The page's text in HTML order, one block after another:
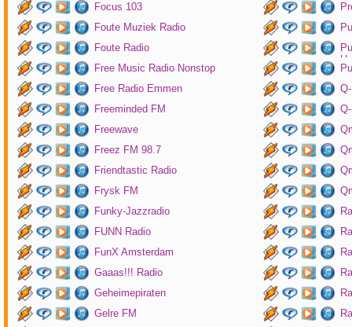
Focus 103
Foute Muziek Radio
Foute Radio
Free Music Radio Nonstop
Free Radio Emmen
Freeminded FM
Freewave
Freez FM 98.7
Friendtastic Radio
Frysk FM
Funky-Jazzradio
FUNN Radio
FunX Amsterdam
Gaaas!!! Radio
Geheimepiraten
Gelre FM